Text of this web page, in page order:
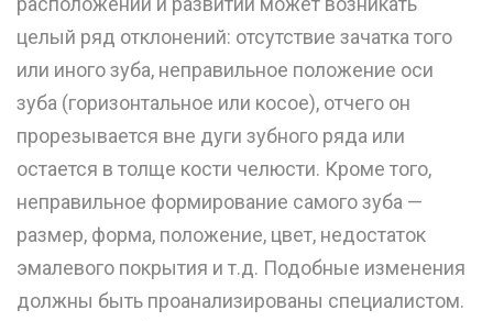
целый ряд отклонений: отсутствие зачатка того
или иного зуба, неправильное положение оси
зуба (горизонтальное или косое), отчего он
прорезывается вне дуги зубного ряда или
остается в толще кости челюсти. Кроме того,
неправильное формирование самого зуба —
размер, форма, положение, цвет, недостаток
эмалевого покрытия и т.д. Подобные изменения
должны быть проанализированы специалистом.